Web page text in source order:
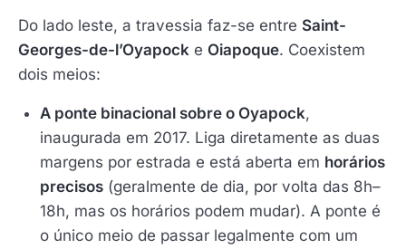
Do lado leste, a travessia faz-se entre Saint-
Georges-de-l’Oyapock e Oiapoque. Coexistem
dois meios:
A ponte binacional sobre o Oyapock,
inaugurada em 2017. Liga diretamente as duas
margens por estrada e está aberta em horários
precisos (geralmente de dia, por volta das 8h–
18h, mas os horários podem mudar). A ponte é
o único meio de passar legalmente com um